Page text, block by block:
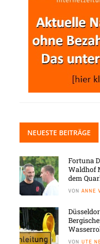
NEUESTE BEITRÄGE
Fortuna
Waldhof
dem
VON ANNE
VON UTE